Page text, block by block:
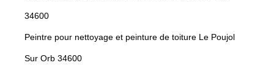
34600
Peintre pour nettoyage et peinture de toiture Le Poujol
Sur Orb 34600